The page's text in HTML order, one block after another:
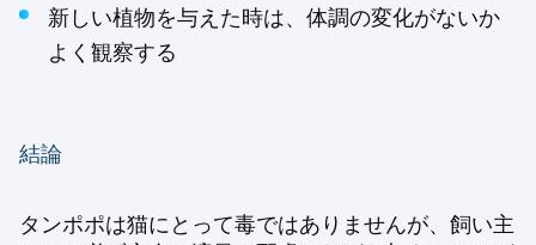
新しい植物を与えた時は、体調の変化がないか
よく観察する
結論
タンポポは猫にとって毒ではありませんが、飼い主